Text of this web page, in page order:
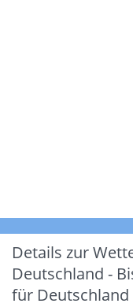
Details zur
Deutschland -
für Deutschland